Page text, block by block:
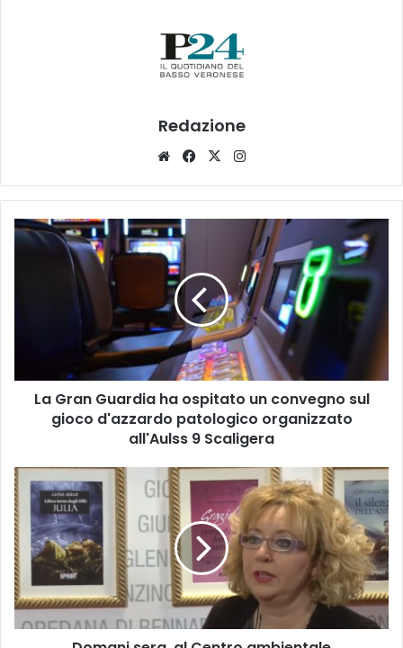
Redazione
WebsiteFacebook
X
La
Gran
gioco
d'azzardo
patologico
9
Scaligera
La Gran Guardia ha ospitato un convegno sul
gioco d'azzardo patologico organizzato
all'Aulss 9 Scaligera
Domani
sera,
al
Centro
ambientale
archeologico
di
Legnago,
l'autrice